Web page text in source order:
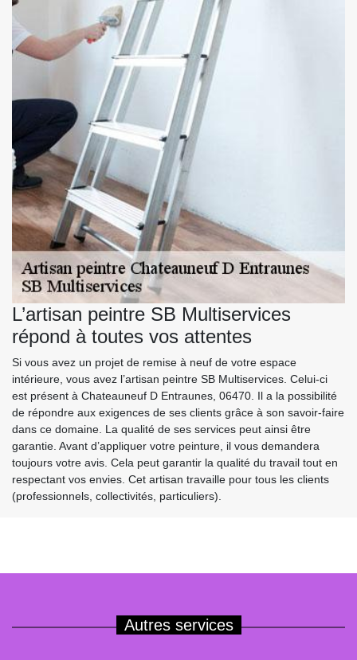
L’artisan peintre SB Multiservices
répond à toutes vos attentes
Si vous avez un projet de remise à neuf de votre espace
intérieure, vous avez l’artisan peintre SB Multiservices. Celui-ci
est présent à Chateauneuf D Entraunes, 06470. Il a la possibilité
de répondre aux exigences de ses clients grâce à son savoir-faire
dans ce domaine. La qualité de ses services peut ainsi être
garantie. Avant d’appliquer votre peinture, il vous demandera
toujours votre avis. Cela peut garantir la qualité du travail tout en
respectant vos envies. Cet artisan travaille pour tous les clients
(professionnels, collectivités, particuliers).
Autres services